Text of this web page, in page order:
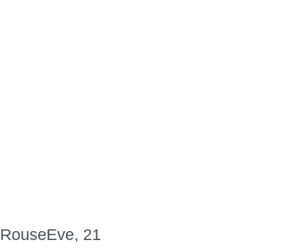
RouseEve, 21